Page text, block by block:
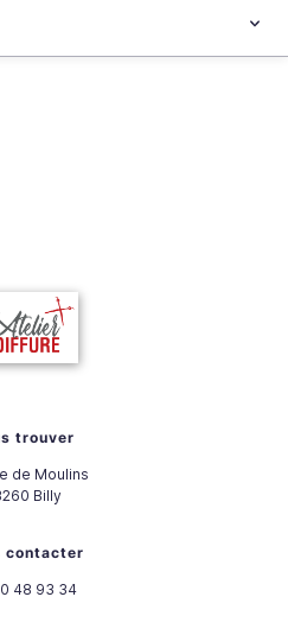
trouver
de Moulins
Billy
contacter
48 93 34